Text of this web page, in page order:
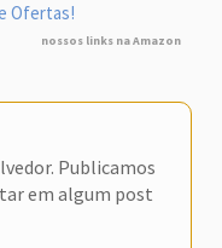
Ofertas!
nossos links na Amazon
Publicamos
em algum post